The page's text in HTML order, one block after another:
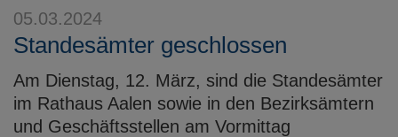
05.03.2024
Standesämter geschlossen
Am Dienstag, 12. März, sind die Standesämter
im Rathaus Aalen sowie in den Bezirksämtern
und Geschäftsstellen am Vormittag